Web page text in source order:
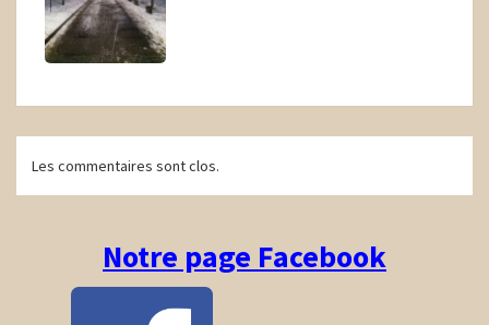
Navigation
d'article
Les commentaires sont clos.
Notre page Facebook